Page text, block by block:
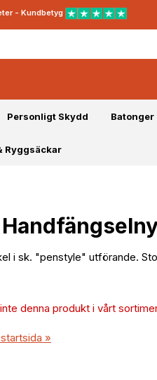
- Kundbetyg
Personligt Skydd Batonger
Ryggsäckar
i sk. "penstyle" utförande.
denna produkt i vårt
»